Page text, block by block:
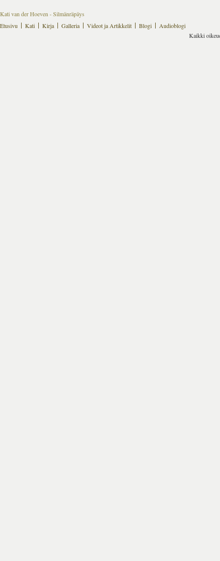
Kati van der Hoeven - Silmänräpäys
Etusivu
Kati Kirja Galleria Videot ja Artikkelit Blogi
Audioblogi
Kaikki